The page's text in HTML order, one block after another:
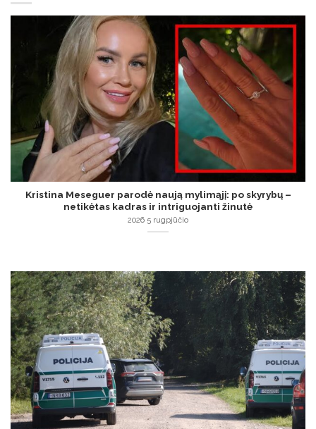
Kristina Meseguer parodė naują mylimąjį: po skyrybų –
netikėtas kadras ir intriguojanti žinutė
2026 5 rugpjūčio